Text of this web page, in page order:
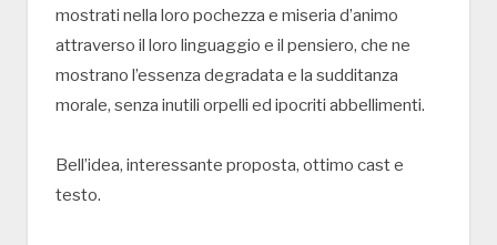
mostrati nella loro pochezza e miseria d’animo
attraverso il loro linguaggio e il pensiero, che ne
mostrano l’essenza degradata e la sudditanza
morale, senza inutili orpelli ed ipocriti abbellimenti.
Bell’idea, interessante proposta, ottimo cast e
testo.